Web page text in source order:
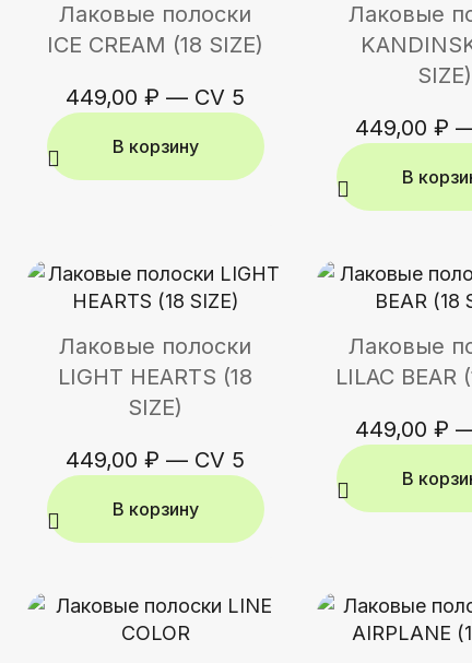
Лаковые полоски
ICE CREAM (18 SIZE)
449,00₽ — CV 5
В корзину
Лаковые
SIZE)
449,00₽
В
Лаковые полоски
LIGHT HEARTS (18
SIZE)
449,00₽ — CV 5
В корзину
Лаковые
LILAC BEAR
449,00₽
В